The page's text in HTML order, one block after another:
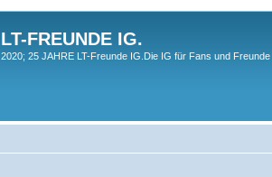
LT-FREUNDE IG.
2020; 25 JAHRE LT-Freunde IG.Die IG für Fans und